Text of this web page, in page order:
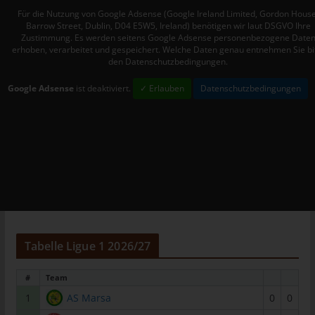
Für die Nutzung von Google Adsense (Google Ireland Limited, Gordon
Barrow Street, Dublin, D04 E5W5, Ireland) benötigen wir laut DSGVO Ihre
Zustimmung. Es werden seitens Google Adsense personenbezogene Daten
erhoben, verarbeitet und gespeichert. Welche Daten genau entnehmen Sie
den Datenschutzbedingungen.
Google Adsense ist deaktiviert. ✓ Erlauben Datenschutzbedingungen
Tabelle Ligue 1 2026/27
# Team
1 AS Marsa 0
0
h) Auftragsverarbeiter
Auftragsverarbeiter ist eine natürliche oder juristische Person,
Behörde, Einrichtung oder andere Stelle, die personenbezogene
Daten im Auftrag des Verantwortlichen verarbeitet.
jedoch nicht als Empfänger.
j) Dritter
Dritter ist eine natürliche oder juristische Person, Behörde,
Einrichtung oder andere Stelle außer der betroffenen Person,